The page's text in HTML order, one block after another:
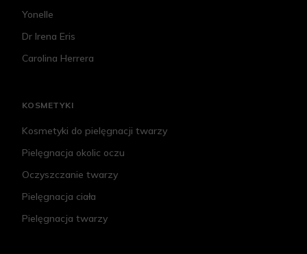
Yonelle
Dr Irena Eris
Carolina Herrera
KOSMETYKI
Kosmetyki do pielęgnacji twarzy
Pielęgnacja okolic oczu
Oczyszczanie twarzy
Pielęgnacja ciała
Pielęgnacja twarzy